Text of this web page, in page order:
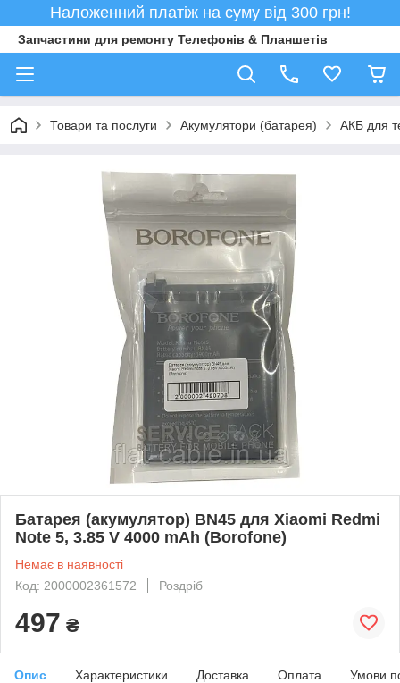
Наложенний платіж на суму від 300 грн!
Запчастини для ремонту Телефонів & Планшетів
Товари та послуги Акумулятори (батарея) АКБ для
Батарея (акумулятор) BN45 для Xiaomi Redmi
Note 5, 3.85 V 4000 mAh (Borofone)
Немає в наявності
Код: 2000002361572
Роздріб
497 ₴
Опис Характеристики Доставка Оплата Умови